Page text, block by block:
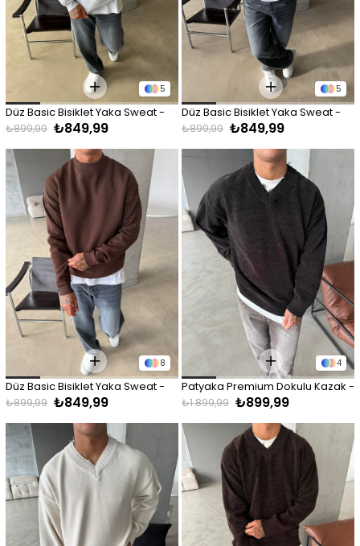
5
Düz Basic Bisiklet Yaka Sweat -
Karmelanj₺849,99
₺899,99
5
Düz Basic Bisiklet Yaka Sweat -
Beyaz
₺849,99
₺899,99
8
Düz Basic Bisiklet Yaka Sweat -
Kahve
₺849,99
₺899,99
4
Patyaka Premium Dokulu Kazak -
Haki
₺899,99
₺1.899,99